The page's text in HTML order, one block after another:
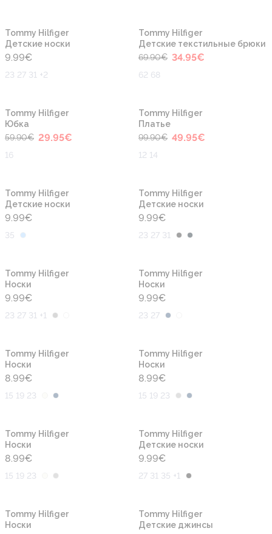
Tommy Hilfiger
Детские носки
9.99€
23 27 31 +2
-50%
Tommy Hilfiger
Детские текстильные брюки
69.90€ 34.95€
62 68
-50%
Tommy Hilfiger
Юбка
59.90€ 29.95€
16
-50%
Tommy Hilfiger
Платье
99.90€ 49.95€
12 14
Tommy Hilfiger
Детские носки
9.99€
35
Tommy Hilfiger
Детские носки
9.99€
23 27 31
Tommy Hilfiger
Носки
9.99€
23 27 31 +1
Tommy Hilfiger
Носки
9.99€
23 27
Tommy Hilfiger
Носки
8.99€
15 19 23
Tommy Hilfiger
Носки
8.99€
15 19 23
Tommy Hilfiger
Носки
8.99€
15 19 23
Tommy Hilfiger
Детские носки
9.99€
27 31 35 +1
Tommy Hilfiger
Носки
-30%
Tommy Hilfiger
Детские джинсы